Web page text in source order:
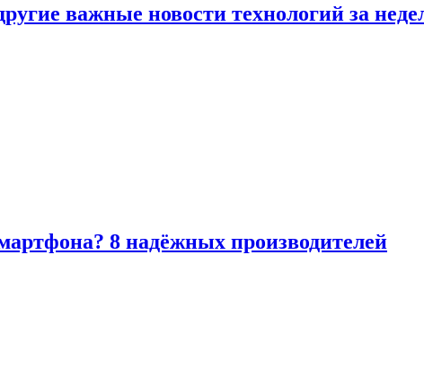
важные новости технологий за
8 надёжных производителей